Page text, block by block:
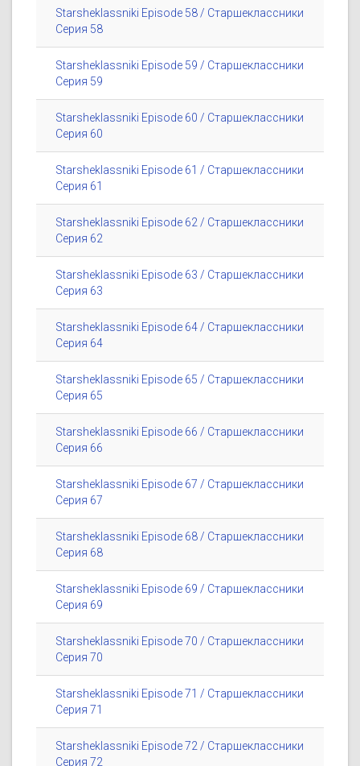
Starsheklassniki Episode 58 / Старшеклассники
Серия 58
Starsheklassniki Episode 59 / Старшеклассники
Серия 59
Starsheklassniki Episode 60 / Старшеклассники
Серия 60
Starsheklassniki Episode 61 / Старшеклассники
Серия 61
Starsheklassniki Episode 62 / Старшеклассники
Серия 62
Starsheklassniki Episode 63 / Старшеклассники
Серия 63
Starsheklassniki Episode 64 / Старшеклассники
Серия 64
Starsheklassniki Episode 65 / Старшеклассники
Серия 65
Starsheklassniki Episode 66 / Старшеклассники
Серия 66
Starsheklassniki Episode 67 / Старшеклассники
Серия 67
Starsheklassniki Episode 68 / Старшеклассники
Серия 68
Starsheklassniki Episode 69 / Старшеклассники
Серия 69
Starsheklassniki Episode 70 / Старшеклассники
Серия 70
Starsheklassniki Episode 71 / Старшеклассники
Серия 71
Starsheklassniki Episode 72 / Старшеклассники
Серия 72